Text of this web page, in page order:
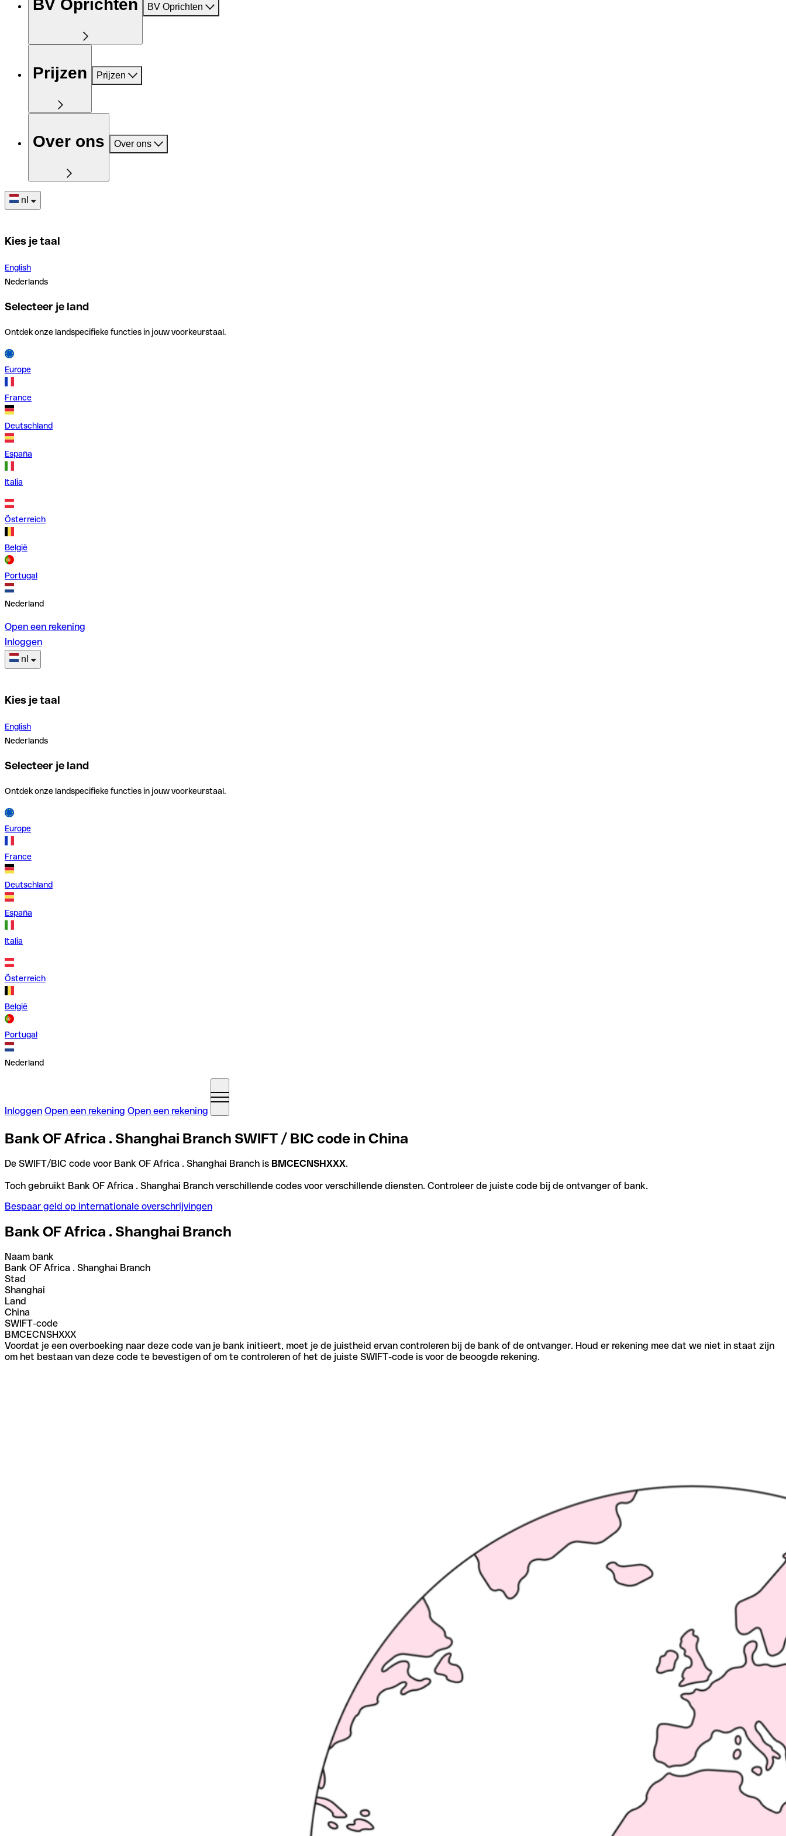
BV Oprichten BV Oprichten
Prijzen Prijzen
Over ons Over ons
nl
Kies je taal
English
Nederlands
Selecteer je land
Ontdek onze landspecifieke functies in jouw voorkeurstaal.
Europe
France
Deutschland
España
Italia
Österreich
België
Portugal
Nederland
Open een rekening
Inloggen
nl
Kies je taal
English
Nederlands
Selecteer je land
Ontdek onze landspecifieke functies in jouw voorkeurstaal.
Europe
France
Deutschland
España
Italia
Österreich
België
Portugal
Nederland
Inloggen Open een rekening Open een rekening
Bank OF Africa . Shanghai Branch SWIFT / BIC code in China
De SWIFT/BIC code voor Bank OF Africa . Shanghai Branch is BMCECNSHXXX.
Toch gebruikt Bank OF Africa . Shanghai Branch verschillende codes voor verschillende diensten. Controleer de juiste code bij de ontvanger of bank.
Bespaar geld op internationale overschrijvingen
Bank OF Africa . Shanghai Branch
Naam bank
Bank OF Africa . Shanghai Branch
Stad
Shanghai
Land
China
SWIFT-code
BMCECNSHXXX
Voordat je een overboeking naar deze code van je bank initieert, moet je de juistheid ervan controleren bij de bank of de ontvanger. Houd er rekening mee dat we niet in staat zijn
om het bestaan van deze code te bevestigen of om te controleren of het de juiste SWIFT-code is voor de beoogde rekening.